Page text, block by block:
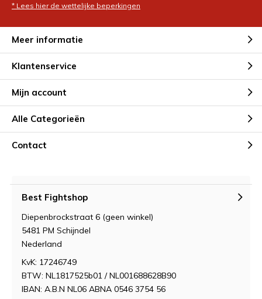
* Lees hier de wettelijke beperkingen
Meer informatie
Klantenservice
Mijn account
Alle Categorieën
Contact
Best Fightshop
Diepenbrockstraat 6 (geen winkel)
5481 PM Schijndel
Nederland
KvK: 17246749
BTW: NL1817525b01 / NL001688628B90
IBAN: A.B.N NL06 ABNA 0546 3754 56